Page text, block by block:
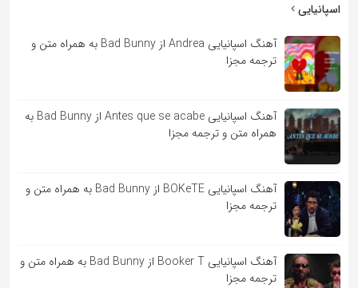
اسپانیایی
آهنگ اسپانیایی Andrea از Bad Bunny به همراه متن و
ترجمه مجزا
آهنگ اسپانیایی Antes que se acabe از Bad Bunny به
همراه متن و ترجمه مجزا
آهنگ اسپانیایی BOKeTE از Bad Bunny به همراه متن و
ترجمه مجزا
آهنگ اسپانیایی Booker T از Bad Bunny به همراه متن و
ترجمه مجزا